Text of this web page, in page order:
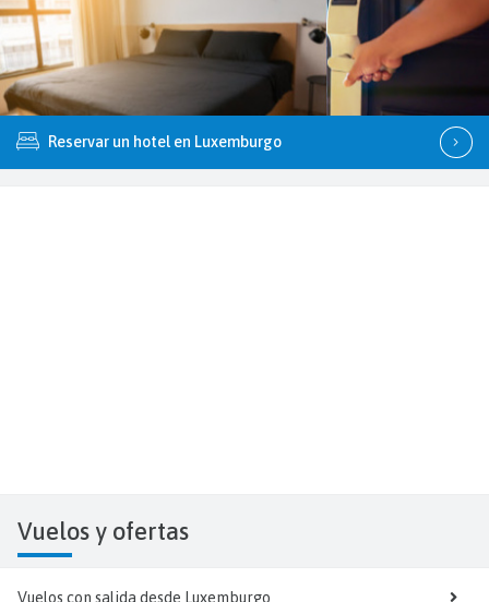
Reservar un hotel en Luxemburgo
Vuelos y ofertas
Vuelos con salida desde Luxemburgo